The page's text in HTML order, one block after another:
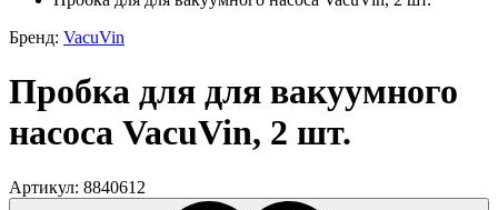
Бренд: VacuVin
Пробка для для вакуумного
насоса VacuVin, 2 шт.
Артикул: 8840612